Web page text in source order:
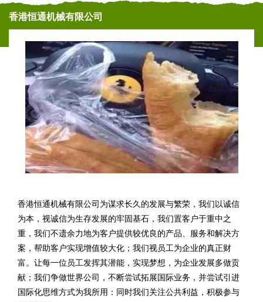
香港恒通机械有限公司
香港恒通机械有限公司为谋求长久的发展与繁荣，我们以诚信
为本，视诚信为生存发展的牢固基石，我们置客户于重中之
重，我们不遗余力地为客户提供较优良的产品、服务和解决方
案，帮助客户实现增值较大化；我们视员工为企业的真正财
富。让每一位员工发挥其潜能，实现梦想，为企业发展多做贡
献；我们争做世界公司，不断尝试拓展国际业务，并尝试引进
国际化思维方式为我所用：同时我们关注公共利益，积极参与